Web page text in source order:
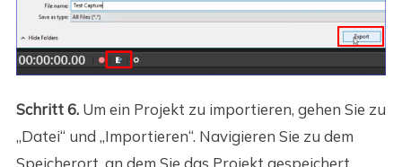
Schritt 6.Um ein Projekt zu importieren, gehen Sie zu
„Datei“ und „Importieren“. Navigieren Sie zu dem
Speicherort, an dem Sie das Projekt gespeichert